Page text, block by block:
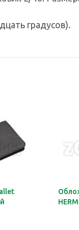
градусов).